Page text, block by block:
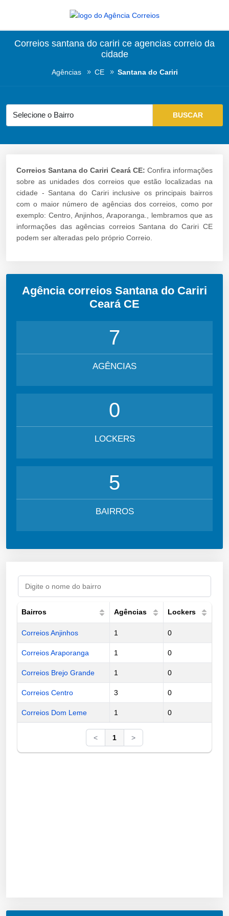
Correios santana do cariri ce agencias correio da
cidade
Agências CE Santana do Cariri
Correios Santana do Cariri Ceará CE: Confira informações
sobre as unidades dos correios que estão localizadas na
cidade - Santana do Cariri inclusive os principais bairros
com o maior número de agências dos correios, como por
exemplo: Centro, Anjinhos, Araporanga., lembramos que as
informações das agências correios Santana do Cariri CE
podem ser alteradas pelo próprio Correio.
Agência correios Santana do Cariri
Ceará CE
7
AGÊNCIAS
0
LOCKERS
5
BAIRROS
Bairros Agências Lockers
Correios Anjinhos 1 0
Correios Araporanga 1 0
Correios Brejo Grande 1 0
Correios Centro 3 0
Correios Dom Leme 1 0
< 1 >